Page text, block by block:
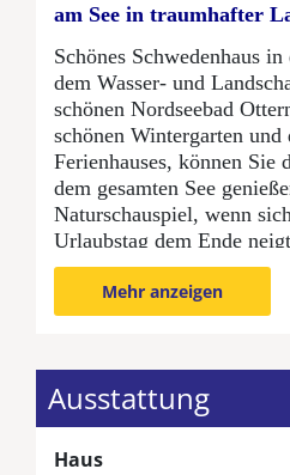
am See in traumhafter
Schönes Schwedenhaus
dem Wasser- und
schönen Nordseebad
schönen Wintergarten und
Ferienhauses, können
dem gesamten See
Naturschauspiel, wenn
Urlaubstag dem Ende
Sonnenuntergang, der sich
Wasseroberfläche
dem zum Haus
ein Stück Otterndorf zu
Der Wohnbereich wurde in
Wintergarten und
Mehr anzeigen
Ausstattung
Haus